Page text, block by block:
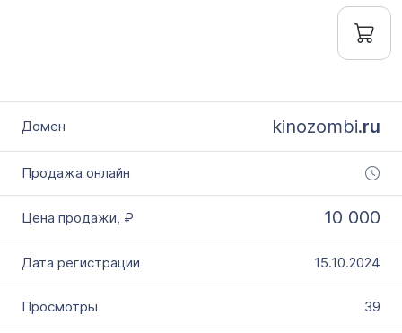
kinozombi.ru
10 000
15.10.2024
39